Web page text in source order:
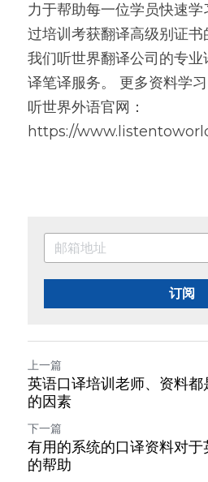
力于帮助每一位学员快速
过培训考获翻译高级别证
我们听世界翻译公司的专业
译笔译服务。 更多资料学
听世界外语官网：
https://
订阅
上一篇
英语口译培训老师、资料
的因素
下一篇
有用的系统的口译资料对
的帮助